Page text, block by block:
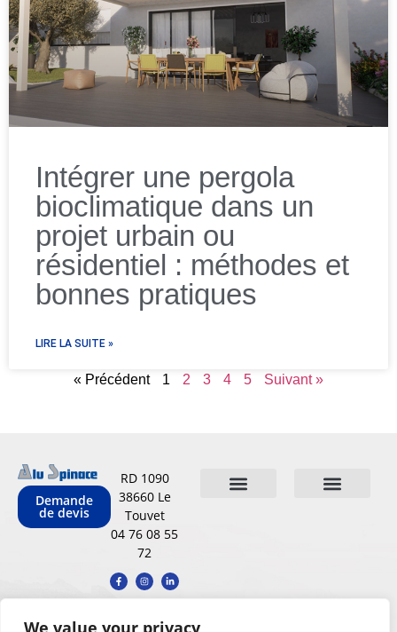
We value your privacy
Intégrer une pergola
bioclimatique dans un
projet urbain ou
résidentiel : méthodes et
bonnes pratiques
LIRE LA SUITE »
« Précédent 1 2 3 4 5 Suivant »
Demande
de devis
RD 1090
38660 Le
Touvet
04 76 08 55
72